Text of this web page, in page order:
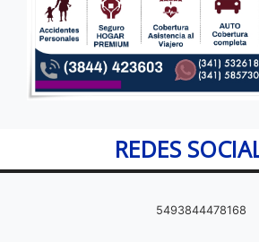
REDES
5493844478168